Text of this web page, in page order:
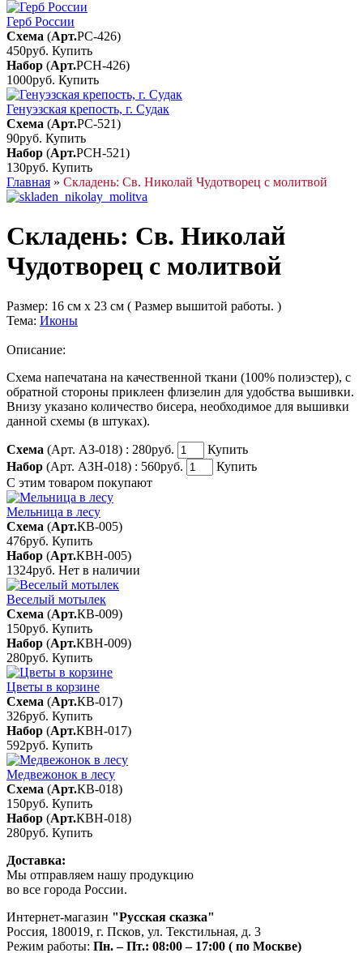
Герб России
Схема (Арт.РС-426)
450руб. Купить
Набор (Арт.РСН-426)
1000руб. Купить
Генуэзская крепость, г. Судак
Схема (Арт.РС-521)
90руб. Купить
Набор (Арт.РСН-521)
130руб. Купить
Главная » Складень: Св. Николай Чудотворец с молитвой
Складень: Св. Николай
Чудотворец с молитвой
Размер: 16 см x 23 см ( Размер вышитой работы. )
Тема: Иконы
Описание:
Схема напечатана на качественной ткани (100% полиэстер), с
обратной стороны приклеен флизелин для удобства вышивки.
Внизу указано количество бисера, необходимое для вышивки
данной схемы (в штуках).
Схема (Арт. АЗ-018) : 280руб.
Купить
Набор (Арт. АЗН-018) : 560руб.
Купить
С этим товаром покупают
Мельница в лесу
Схема (Арт.КВ-005)
476руб. Купить
Набор (Арт.КВН-005)
1324руб. Нет в наличии
Веселый мотылек
Схема (Арт.КВ-009)
150руб. Купить
Набор (Арт.КВН-009)
280руб. Купить
Цветы в корзине
Схема (Арт.КВ-017)
326руб. Купить
Набор (Арт.КВН-017)
592руб. Купить
Медвежонок в лесу
Схема (Арт.КВ-018)
150руб. Купить
Набор (Арт.КВН-018)
280руб. Купить
Доставка:
Мы отправляем нашу продукцию
во все города России.
Интернет-магазин "Русская сказка"
Россия, 180019, г. Псков, ул. Текстильная, д. 3
Режим работы: Пн. – Пт.: 08:00 – 17:00 ( по Москве)